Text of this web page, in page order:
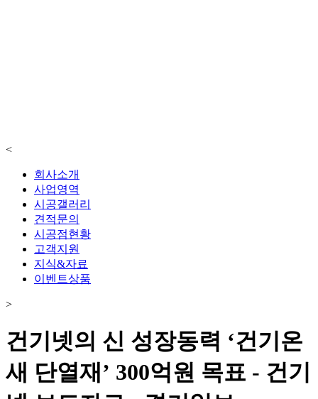
<
회사소개
사업영역
시공갤러리
견적문의
시공점현황
고객지원
지식&자료
이벤트상품
>
건기넷의 신 성장동력 ‘건기온
새 단열재’ 300억원 목표 - 건기